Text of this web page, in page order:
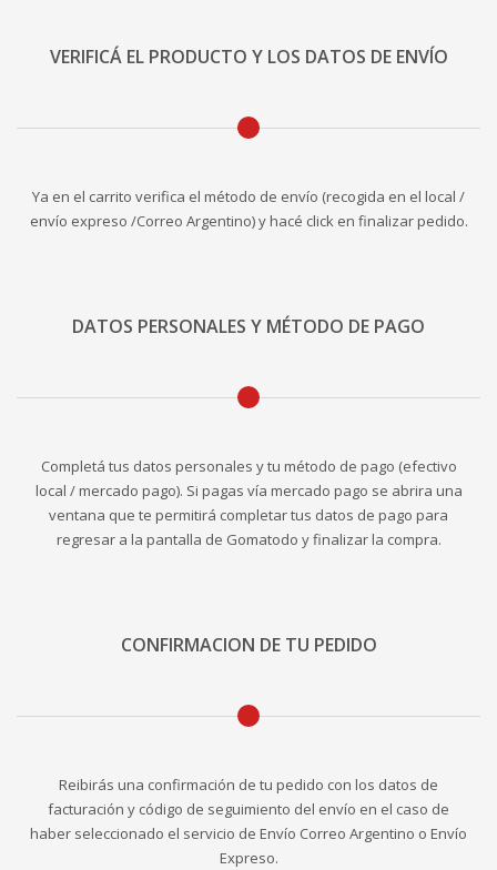
VERIFICÁ EL PRODUCTO Y LOS DATOS DE ENVÍO
Ya en el carrito verifica el método de envío (recogida en el local /
envío expreso /Correo Argentino) y hacé click en finalizar pedido.
DATOS PERSONALES Y MÉTODO DE PAGO
Completá tus datos personales y tu método de pago (efectivo
local / mercado pago). Si pagas vía mercado pago se abrira una
ventana que te permitirá completar tus datos de pago para
regresar a la pantalla de Gomatodo y finalizar la compra.
CONFIRMACION DE TU PEDIDO
Reibirás una confirmación de tu pedido con los datos de
facturación y código de seguimiento del envío en el caso de
haber seleccionado el servicio de Envío Correo Argentino o Envío
Expreso.